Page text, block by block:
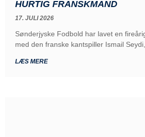
HURTIG FRANSKMAND
17. JULI 2026
Sønderjyske Fodbold har lavet en
med den franske kantspiller Ismail
LÆS MERE